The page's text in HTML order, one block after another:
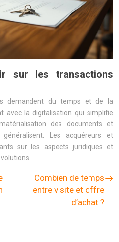
sur les transactions
demandent du temps et de la
avec la digitalisation qui simplifie
des documents et
Les acquéreurs et
sur les aspects juridiques et
Combien de temps
entre visite et offre
d’achat ?